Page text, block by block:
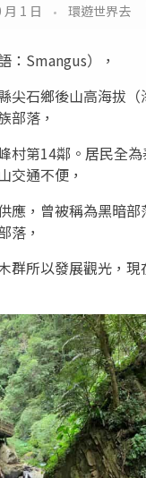
1 日 環遊世界去
：Smangus），
尖石鄉後山高海拔
部落，
村第14鄰。居民全
交通不便，
應，曾被稱為黑暗
落，
群所以發展觀光，